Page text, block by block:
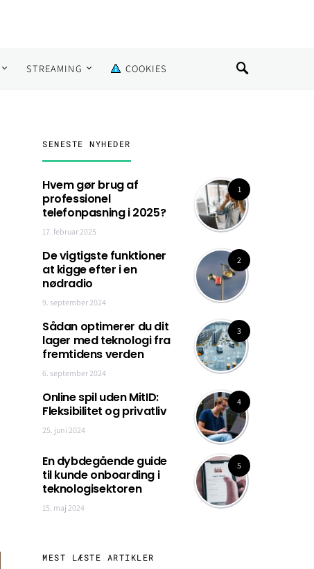
STREAMING COOKIES
SENESTE NYHEDER
1
Hvem gør brug af
professionel
telefonpasning i 2025?
17. februar 2025
2
De vigtigste funktioner
at kigge efter i en
nødradio
9. september 2024
3
Sådan optimerer du dit
lager med teknologi fra
fremtidens verden
6. september 2024
4
Online spil uden MitID:
Fleksibilitet og privatliv
25. juni 2024
5
En dybdegående guide
til kunde onboarding i
teknologisektoren
15. maj 2024
MEST LÆSTE ARTIKLER